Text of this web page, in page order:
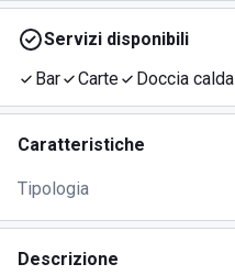
Servizi disponibili
Bar
Carte Doccia calda
Caratteristiche
Tipologia
Descrizione